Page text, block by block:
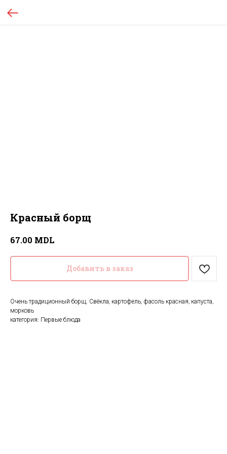
Красный борщ
67.00 MDL
Добавить в заказ
Очень традиционный борщ. Свёкла, картофель, фасоль красная, капуста,
морковь
категория: Первые блюда